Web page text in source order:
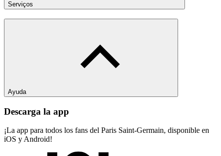
Serviços
Ayuda
Descarga la app
¡La app para todos los fans del Paris Saint-Germain, disponible en
iOS y Android!